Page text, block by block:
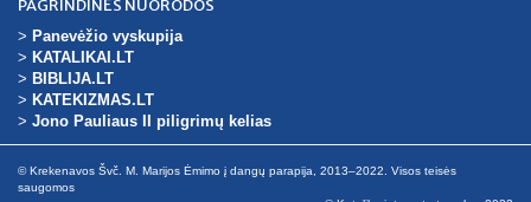
PAGRINDINĖS NUORODOS
> Panevėžio vyskupija
> KATALIKAI.LT
> BIBLIJA.LT
> KATEKIZMAS.LT
> Jono Pauliaus II piligrimų kelias
© Krekenavos Švč. M. Marijos Ėmimo į dangų parapija, 2013–2022. Visos teisės
saugomos